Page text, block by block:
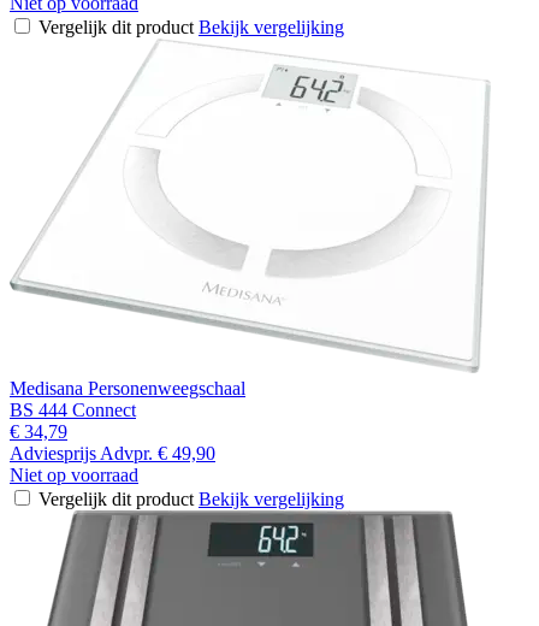
Vergelijk dit product Bekijk vergelijking
Medisana Personenweegschaal
BS 444 Connect
€ 34,79
Adviesprijs Advpr. € 49,90
Niet op voorraad
Vergelijk dit product Bekijk vergelijking